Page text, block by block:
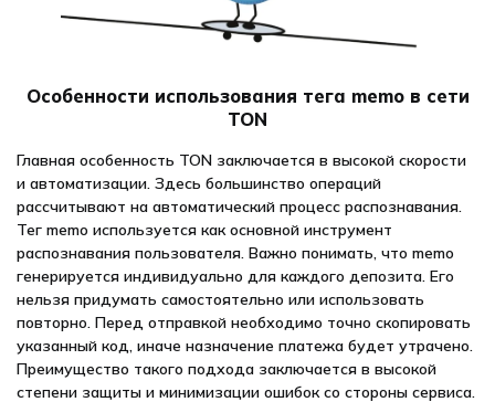
Особенности использования тега memo в сети
TON
Главная особенность TON заключается в высокой скорости
и автоматизации. Здесь большинство операций
рассчитывают на автоматический процесс распознавания.
Тег memo используется как основной инструмент
распознавания пользователя. Важно понимать, что memo
генерируется индивидуально для каждого депозита. Его
нельзя придумать самостоятельно или использовать
повторно. Перед отправкой необходимо точно скопировать
указанный код, иначе назначение платежа будет утрачено.
Преимущество такого подхода заключается в высокой
степени защиты и минимизации ошибок со стороны сервиса.